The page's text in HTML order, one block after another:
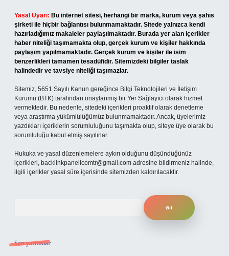
Yasal Uyarı: Bu internet sitesi, herhangi bir marka, kurum veya şahıs
şirketi ile hiçbir bağlantısı bulunmamaktadır. Sitede yalnızca kendi
hazırladığımız makaleler paylaşılmaktadır. Burada yer alan içerikler
haber niteliği taşımamakta olup, gerçek kurum ve kişiler hakkında
paylaşım yapılmamaktadır. Gerçek kurum ve kişiler ile isim
benzerlikleri tamamen tesadüfidir. Sitemizdeki bilgiler taslak
halindedir ve tavsiye niteliği taşımazlar.
Sitemiz, 5651 Sayılı Kanun gereğince Bilgi Teknolojileri ve İletişim
Kurumu (BTK) tarafından onaylanmış bir Yer Sağlayıcı olarak hizmet
vermektedir. Bu nedenle, sitedeki içerikleri proaktif olarak denetleme
veya araştırma yükümlülüğümüz bulunmamaktadır. Ancak, üyelerimiz
yazdıkları içeriklerin sorumluluğunu taşımakta olup, siteye üye olarak bu
sorumluluğu kabul etmiş sayılırlar.
Hukuka ve yasal düzenlemelere aykırı olduğunu düşündüğünüz
içerikleri, backlinkpanelicomtr@gmail.com adresine bildirmeniz halinde,
ilgili içerikler yasal süre içerisinde sitemizden kaldırılacaktır.
Son yorumlar